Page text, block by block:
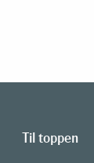
Til toppen